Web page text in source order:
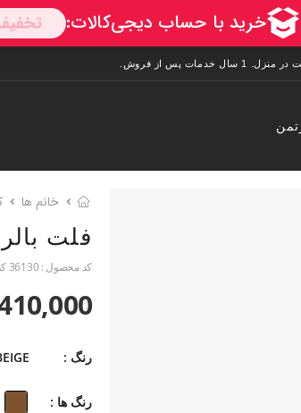
خانم ها
فلت
کد محصول :36130
4,410,000
رنگ :
رنگ ها :